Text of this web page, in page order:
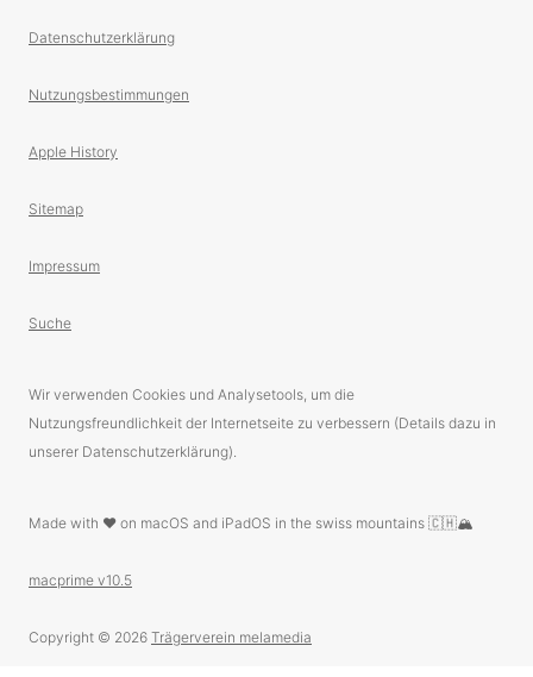
Datenschutzerklärung
Nutzungsbestimmungen
Apple History
Sitemap
Impressum
Suche
Wir verwenden Cookies und Analysetools, um die
Nutzungsfreundlichkeit der Internetseite zu verbessern (Details dazu in
unserer Datenschutzerklärung).
Made with ❤️ on macOS and iPadOS in the swiss mountains 🇨🇭🏔
macprime v10.5
Copyright © 2026 Trägerverein melamedia